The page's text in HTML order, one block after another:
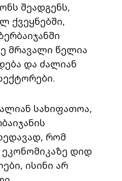
შეადგენს,
ქვეყნებში,
მრავალი წელია
და ძალიან
სახიფათოა,
რომ
ეკონომიკაზე დიდ
ისინი არ